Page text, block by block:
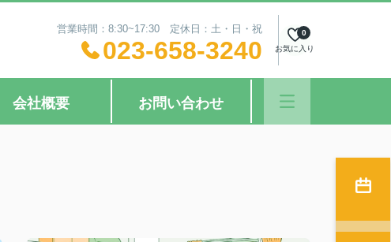
営業時間：8:30~17:30 定休日：土・日・祝
023-658-3240 お気に入り
0
会社概要 お問い合わせ